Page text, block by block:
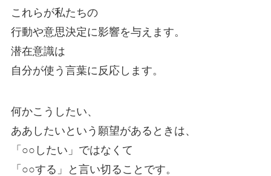
これらが私たちの
行動や意思決定に影響を与えます。
潜在意識は
自分が使う言葉に反応します。
何かこうしたい、
ああしたいという願望があるときは、
「○○したい」ではなくて
「○○する」と言い切ることです。